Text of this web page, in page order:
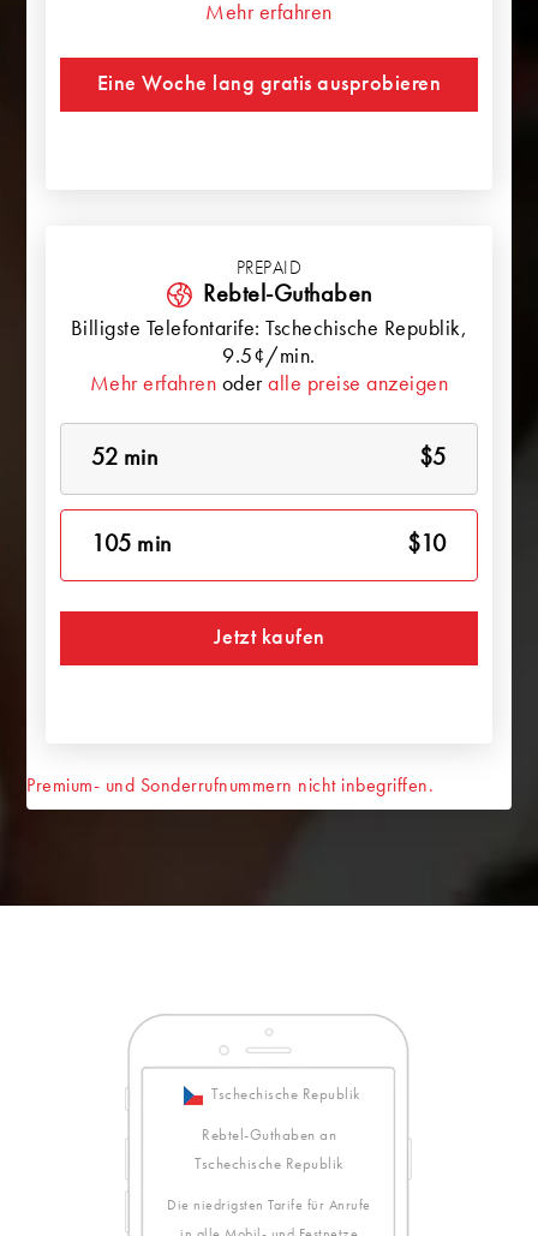
Mehr erfahren
Eine Woche lang gratis ausprobieren
PREPAID
Rebtel-Guthaben
Billigste Telefontarife: Tschechische Republik,
9.5¢/min.
Mehr erfahren oderalle preise anzeigen
52 min $5
105 min $10
Jetzt kaufen
Premium- und Sonderrufnummern nicht inbegriffen.
Tschechische Republik
Rebtel-Guthaben an
Tschechische Republik
Die niedrigsten Tarife für Anrufe